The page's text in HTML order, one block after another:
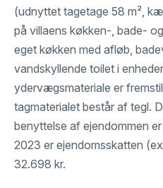
(udnyttet tagetage 58 m²,
på villaens køkken-, bade-
eget køkken med afløb,
vandskyllende toilet i
ydervægsmateriale er
tagmaterialet består af tegl.
benyttelse af ejendommen
2023 er ejendomsskatten
32.698 kr.